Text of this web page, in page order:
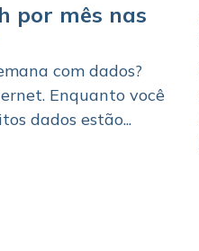
por mês nas
com dados?
Enquanto você
dados estão...